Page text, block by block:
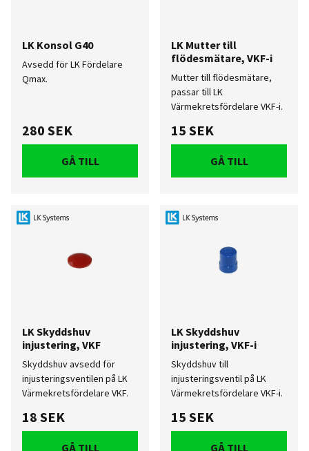
LK Konsol G40
Avsedd för LK Fördelare
Qmax.
280 SEK
GÅ TILL
LK Mutter till
flödesmätare, VKF-i
Mutter till flödesmätare,
passar till LK
Värmekretsfördelare VKF-i.
15 SEK
GÅ TILL
LK Skyddshuv
injustering, VKF
Skyddshuv avsedd för
injusteringsventilen på LK
Värmekretsfördelare VKF.
18 SEK
GÅ TILL
LK Skyddshuv
injustering, VKF-i
Skyddshuv till
injusteringsventil på LK
Värmekretsfördelare VKF-i.
15 SEK
GÅ TILL